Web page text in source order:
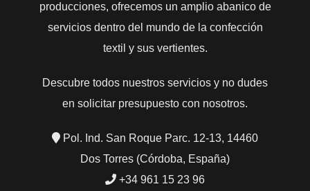
producciones, ofrecemos un amplio abanico de
servicios dentro del mundo de la confección
textil y sus vertientes.
Descubre todos nuestros servicios y no dudes
en solicitar presupuesto con nosotros.
Pol. Ind. San Roque Parc. 12-13, 14460
Dos Torres (Córdoba, España)
+34 961 15 23 96